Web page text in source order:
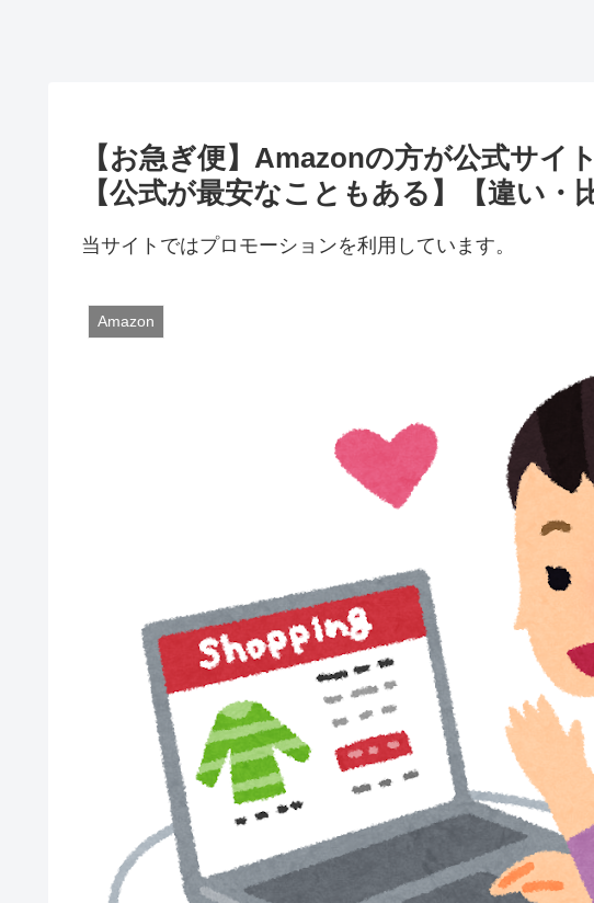
【お急ぎ便】Amazonの方が公式サイ
【公式が最安なこともある】【違い・
当サイトではプロモーションを利用しています。
Amazon